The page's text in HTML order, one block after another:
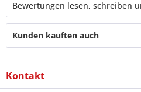
Bewertungen lesen, schreiben
Kunden kauften auch
Kontakt